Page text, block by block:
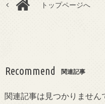
トップページへ
Recommend 関連記事
関連記事は見つかりません